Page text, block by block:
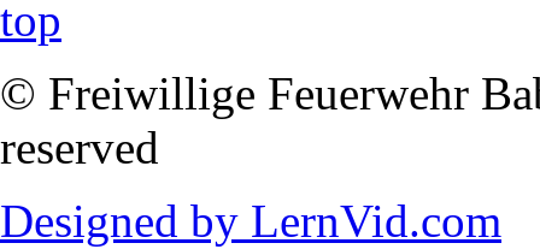
© Freiwillige Feuerwehr
reserved
Designed by LernVid.com